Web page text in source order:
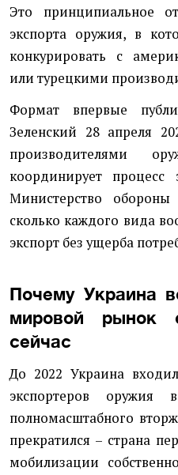
Это принципиальное
экспорта оружия, в
конкурировать с
или турецкими
Формат впервые
Зеленский 28 апреля
производителями
координирует процесс
Министерство
сколько каждого вида
экспорт без ущерба
Почему Украина
мировой рынок
сейчас
До 2022 Украина
экспортеров
полномасштабного
прекратился – страна
мобилизации